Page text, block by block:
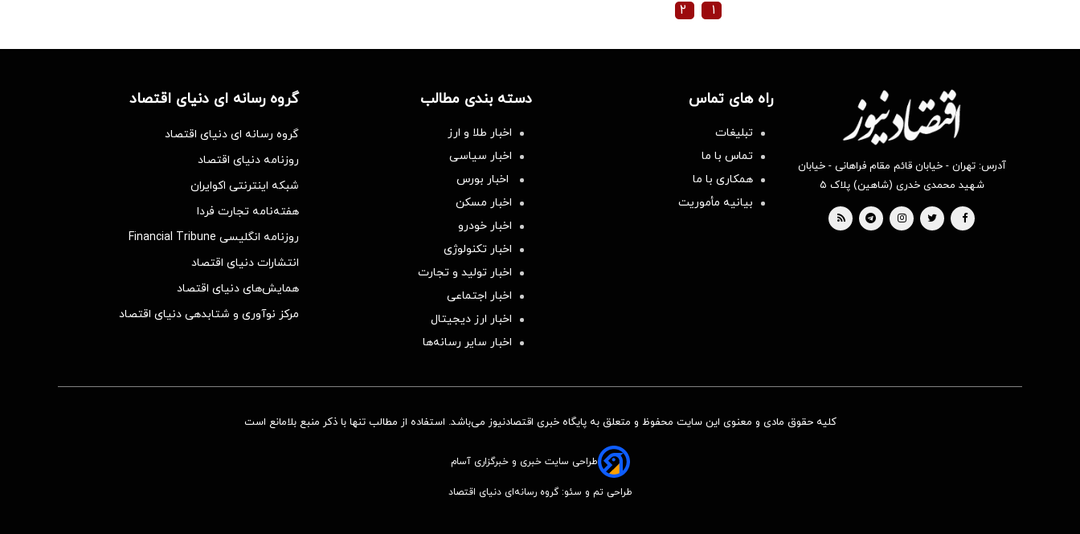
۱ ۲
آدرس: تهران - خیابان قائم مقام فراهانی - خیابان
شهید محمدی خدری (شاهین) پلاک ۵
راه های تماس
تبلیغات
تماس با ما
همکاری با ما
بیانیه مأموریت
دسته بندی مطالب
اخبار طلا و ارز
اخبار سیاسی
اخبار بورس
اخبار مسکن
اخبار خودرو
اخبار تکنولوژی
اخبار تولید و تجارت
اخبار اجتماعی
اخبار ارز دیجیتال
اخبار سایر رسانه‌‌ها
گروه رسانه ای دنیای اقتصاد
گروه رسانه ای دنیای اقتصاد
روزنامه دنیای اقتصاد
شبکه اینترنتی اکوایران
هفته‌نامه تجارت فردا
روزنامه انگلیسی Financial Tribune
انتشارات دنیای اقتصاد
همایش‌های دنیای اقتصاد
مرکز نوآوری و شتابدهی دنیای اقتصاد
کلیه حقوق مادی و معنوی این سایت محفوظ و متعلق به پایگاه خبری اقتصادنیوز می‌باشد. استفاده از مطالب تنها با ذکر منبع بلامانع است
طراحی سایت خبری و خبرگزاری آسام
طراحی تم و سئو: گروه رسانه‌ای دنیای اقتصاد